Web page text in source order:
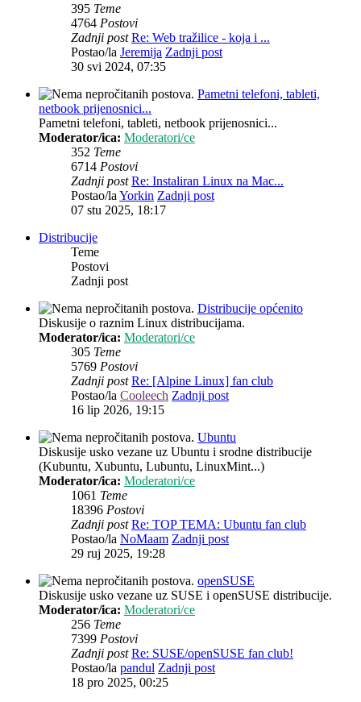
395 Teme
4764 Postovi
Zadnji post Re: Web tražilice - koja i ...
Postao/la Jeremija Zadnji post
30 svi 2024, 07:35
Pametni telefoni, tableti,
netbook prijenosnici...
Pametni telefoni, tableti, netbook prijenosnici...
Moderator/ica: Moderatori/ce
352 Teme
6714 Postovi
Zadnji post Re: Instaliran Linux na Mac...
Postao/laYorkin Zadnji post
07 stu 2025, 18:17
Distribucije
Teme
Postovi
Zadnji post
Distribucije općenito
Diskusije o raznim Linux distribucijama.
Moderator/ica: Moderatori/ce
305 Teme
5769 Postovi
Zadnji post Re: [Alpine Linux] fan club
Postao/la Cooleech Zadnji post
16 lip 2026, 19:15
Ubuntu
Diskusije usko vezane uz Ubuntu i srodne distribucije
(Kubuntu, Xubuntu, Lubuntu, LinuxMint...)
Moderator/ica: Moderatori/ce
1061 Teme
18396 Postovi
Zadnji post Re: TOP TEMA: Ubuntu fan club
Postao/la NoMaam Zadnji post
29 ruj 2025, 19:28
openSUSE
Diskusije usko vezane uz SUSE i openSUSE distribucije.
Moderator/ica: Moderatori/ce
256 Teme
7399 Postovi
Zadnji post Re: SUSE/openSUSE fan club!
Postao/la pandul Zadnji post
18 pro 2025, 00:25